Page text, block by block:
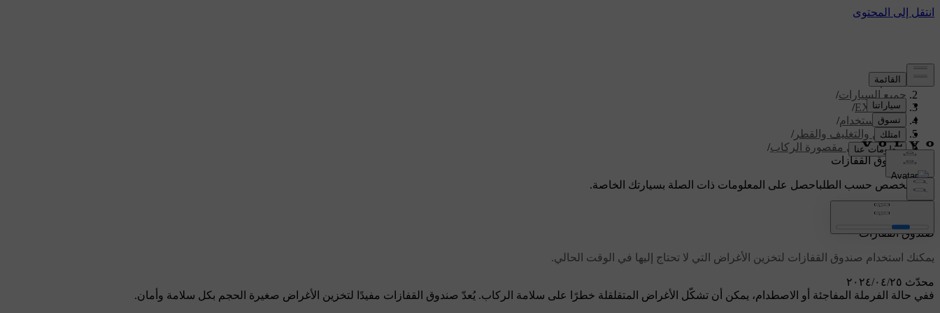
الدعم/
جميع السيارات/
EX90 2027
/
دليل الاستخدام/
التخزين والتغليف والقطر/
التخزين في مقصورة الركاب/
صندوق القفازات
دعم مخصص حسب الطلباحصل على المعلومات ذات الصلة بسيارتك الخاصة.
تسجيل الدخول
محدّث ٢٥‏/٠٤‏/٢٠٢٤
صندوق القفازات
يمكنك استخدام صندوق القفازات لتخزين الأغراض التي لا تحتاج إليها في الوقت الحالي.
ففي حالة الفرملة المفاجئة أو الاصطدام، يمكن أن تشكّل الأغراض المتقلقلة خطرًا على سلامة الركاب. يُعدّ صندوق القفازات مفيدًا لتخزين الأغراض صغيرة الحجم بكل سلامة وأمان.